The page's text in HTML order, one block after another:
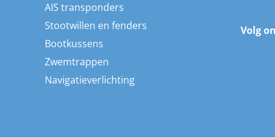
AIS transponders
Stootwillen en fenders
Bootkussens
Zwemtrappen
Navigatieverlichting
Volg